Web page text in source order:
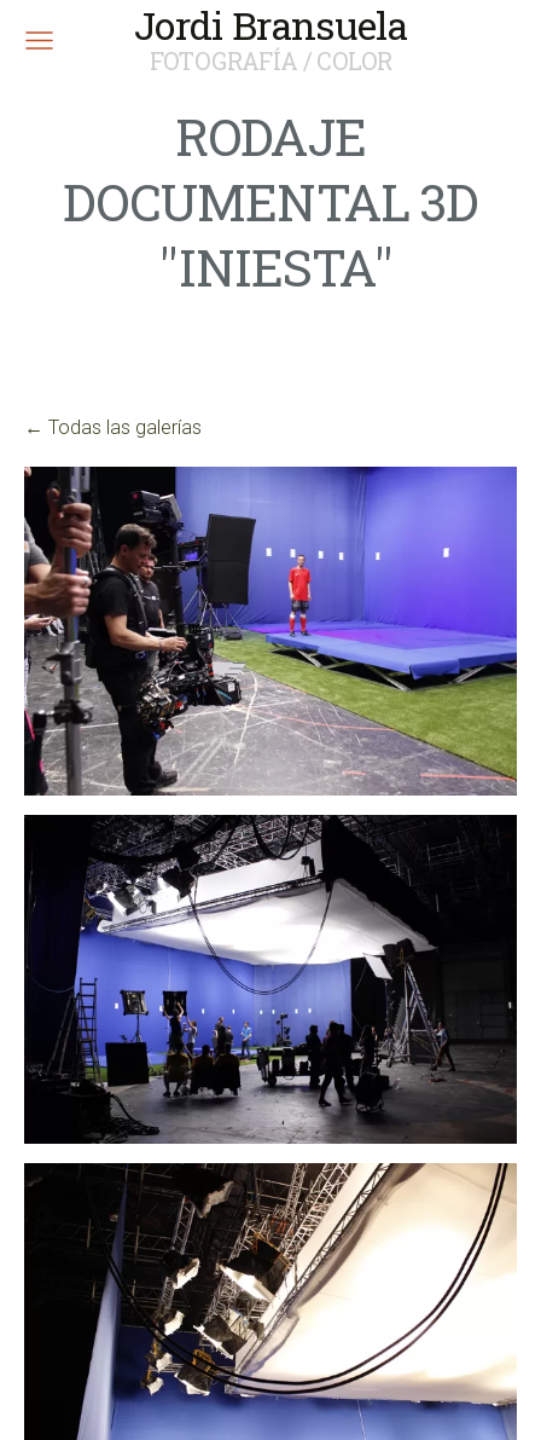
Jordi Bransuela
FOTOGRAFÍA / COLOR
RODAJE
DOCUMENTAL 3D
"INIESTA"
Todas las galerías